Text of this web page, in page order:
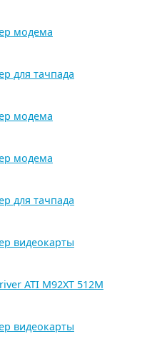
модема
для тачпада
модема
модема
для тачпада
видеокарты
ATI M92XT 512M
видеокарты